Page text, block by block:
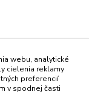
webu, analytické
cielenia reklamy
preferencií
v spodnej časti